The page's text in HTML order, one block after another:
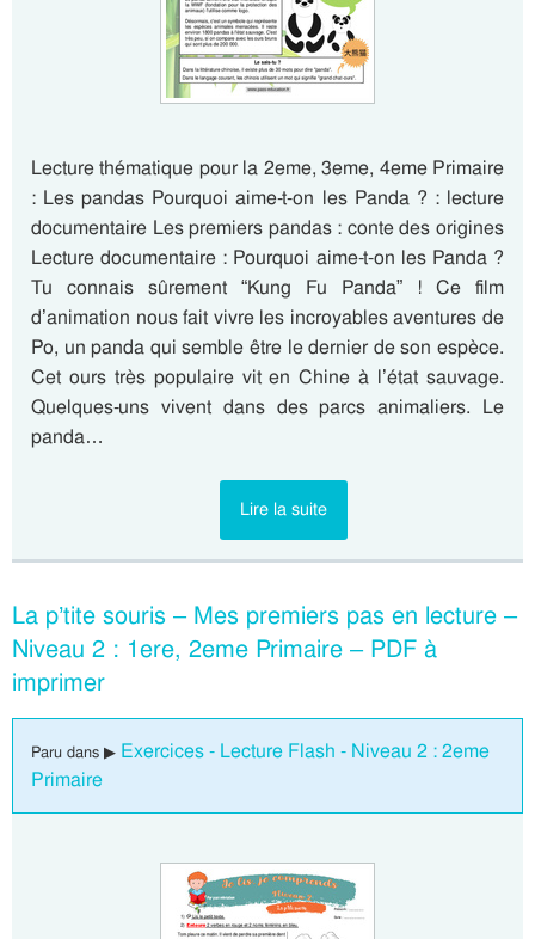
Lecture thématique pour la 2eme, 3eme, 4eme Primaire
: Les pandas Pourquoi aime-t-on les Panda ? : lecture
documentaire Les premiers pandas : conte des origines
Lecture documentaire : Pourquoi aime-t-on les Panda ?
Tu connais sûrement “Kung Fu Panda” ! Ce film
d’animation nous fait vivre les incroyables aventures de
Po, un panda qui semble être le dernier de son espèce.
Cet ours très populaire vit en Chine à l’état sauvage.
Quelques-uns vivent dans des parcs animaliers. Le
panda…
Lire la suite
La p’tite souris – Mes premiers pas en lecture –
Niveau 2 : 1ere, 2eme Primaire – PDF à
imprimer
Paru dans ▶ Exercices - Lecture Flash - Niveau 2 : 2eme
Primaire